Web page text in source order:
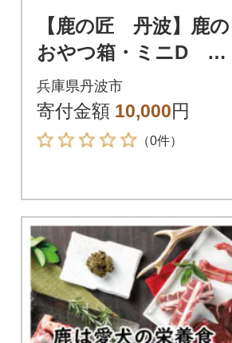
【鹿の匠 丹波】鹿の
おやつ箱・ミニD 3
品 犬用・猫用
兵庫県丹波市
寄付金額 10,000円
（0件）